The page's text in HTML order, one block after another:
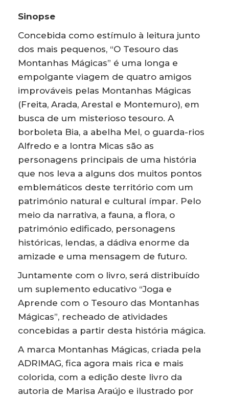
Sinopse
Concebida como estímulo à leitura junto
dos mais pequenos, “O Tesouro das
Montanhas Mágicas” é uma longa e
empolgante viagem de quatro amigos
improváveis pelas Montanhas Mágicas
(Freita, Arada, Arestal e Montemuro), em
busca de um misterioso tesouro. A
borboleta Bia, a abelha Mel, o guarda-rios
Alfredo e a lontra Micas são as
personagens principais de uma história
que nos leva a alguns dos muitos pontos
emblemáticos deste território com um
património natural e cultural ímpar. Pelo
meio da narrativa, a fauna, a flora, o
património edificado, personagens
históricas, lendas, a dádiva enorme da
amizade e uma mensagem de futuro.
Juntamente com o livro, será distribuído
um suplemento educativo “Joga e
Aprende com o Tesouro das Montanhas
Mágicas”, recheado de atividades
concebidas a partir desta história mágica.
A marca Montanhas Mágicas, criada pela
ADRIMAG, fica agora mais rica e mais
colorida, com a edição deste livro da
autoria de Marisa Araújo e ilustrado por